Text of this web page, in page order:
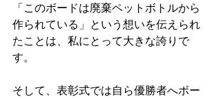
「このボードは廃棄ペットボトルから
作られている」という想いを伝えられ
たことは、私にとって大きな誇りで
す。
そして、表彰式では自ら優勝者へボー